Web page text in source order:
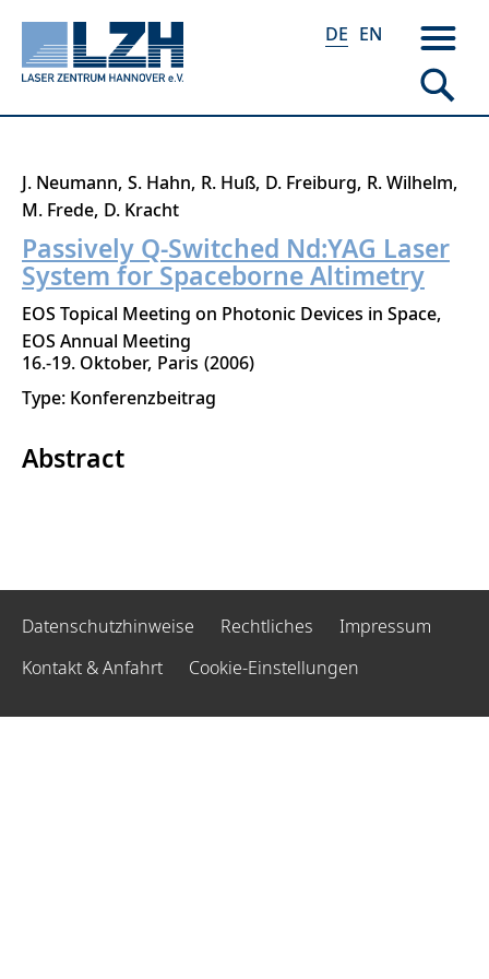
Direkt
zum
Inhalt
DE EN
J. Neumann S. Hahn R. Huß D. Freiburg R. Wilhelm
M. Frede D. Kracht
Passively Q-Switched Nd:YAG Laser
System for Spaceborne Altimetry
EOS Topical Meeting on Photonic Devices in Space,
EOS Annual Meeting
16.-19. Oktober Paris 2006
Type: Konferenzbeitrag
Abstract
Datenschutzhinweise Rechtliches
Impressum
Kontakt & Anfahrt
Cookie-Einstellungen